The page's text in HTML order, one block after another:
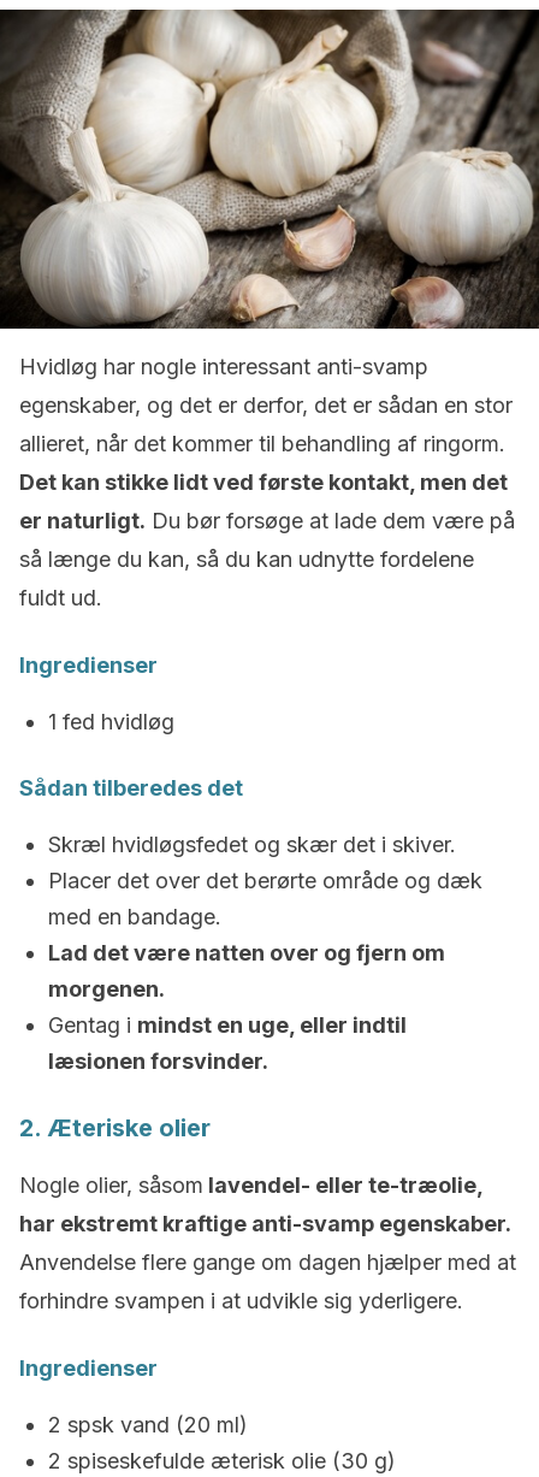
Hvidløg har nogle interessant anti-svamp
egenskaber, og det er derfor, det er sådan en stor
allieret, når det kommer til behandling af ringorm.
Det kan stikke lidt ved første kontakt, men det
er naturligt. Du bør forsøge at lade dem være på
så længe du kan, så du kan udnytte fordelene
fuldt ud.
Ingredienser
1 fed hvidløg
Sådan tilberedes det
Skræl hvidløgsfedet og skær det i skiver.
Placer det over det berørte område og dæk
med en bandage.
Lad det være natten over og fjern om
morgenen.
Gentag i mindst en uge, eller indtil
læsionen forsvinder.
2. Æteriske olier
Nogle olier, såsom lavendel- eller te-træolie,
har ekstremt kraftige anti-svamp egenskaber.
Anvendelse flere gange om dagen hjælper med at
forhindre svampen i at udvikle sig yderligere.
Ingredienser
2 spsk vand (20 ml)
2 spiseskefulde æterisk olie (30 g)